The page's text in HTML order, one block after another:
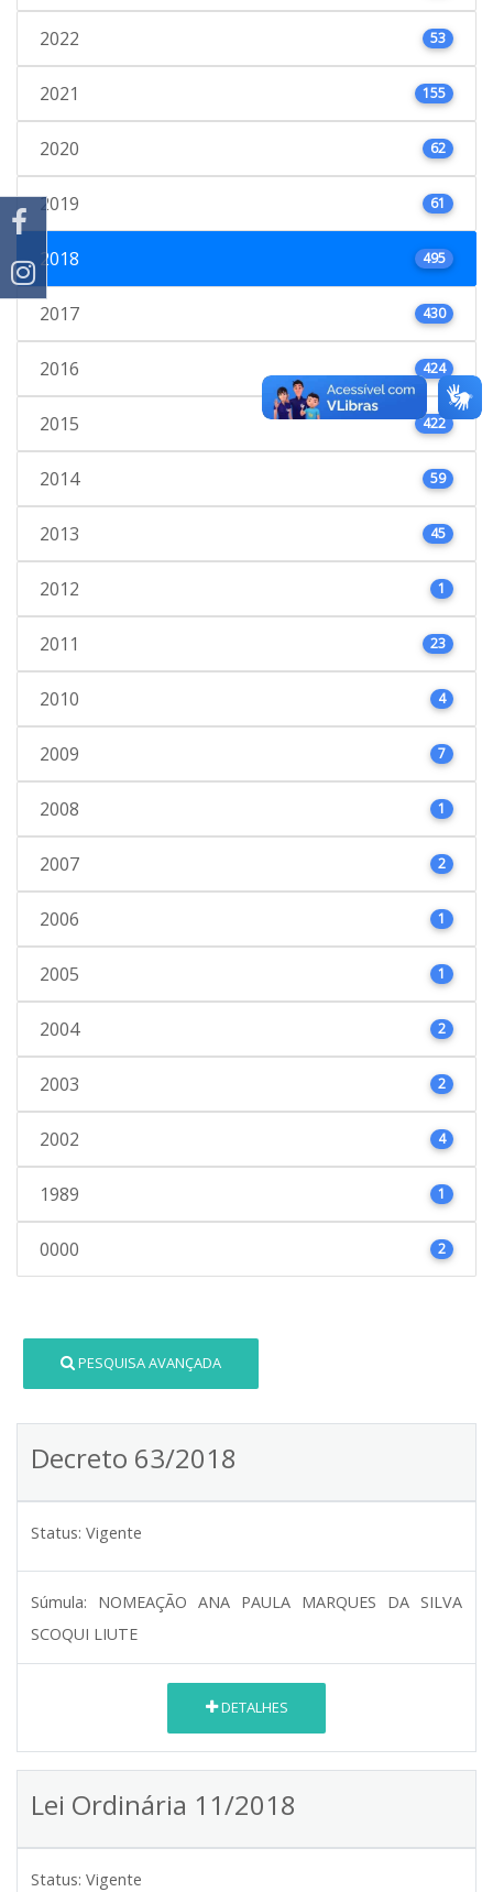
2022 53
2021 155
2020 62
2019 61
2018 495
2017 430
2016 424
2015 422
2014 59
2013 45
2012 1
2011 23
2010 4
2009 7
2008 1
2007 2
2006 1
2005 1
2004 2
2003 2
2002 4
1989 1
0000 2
PESQUISA AVANÇADA
Decreto 63/2018
Status: Vigente
Súmula:
NOMEAÇÃO ANA PAULA MARQUES DA SILVA
SCOQUI LIUTE
DETALHES
Lei Ordinária 11/2018
Status: Vigente